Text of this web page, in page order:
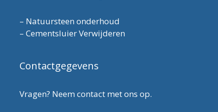
– Natuursteen onderhoud
– Cementsluier Verwijderen
Contactgegevens
Vragen? Neem contact met ons op.